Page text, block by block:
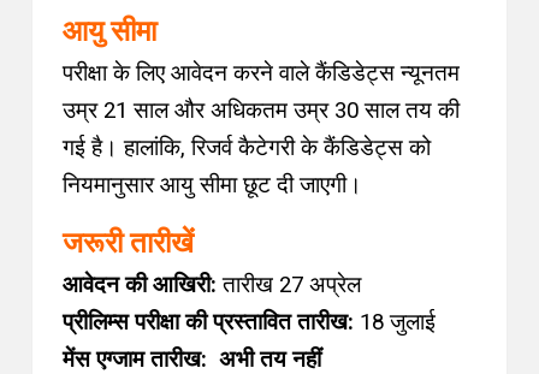
आयु सीमा
परीक्षा के लिए आवेदन करने वाले कैंडिडेट्स न्यूनतम
उम्र 21 साल और अधिकतम उम्र 30 साल तय की
गई है। हालांकि, रिजर्व कैटेगरी के कैंडिडेट्स को
नियमानुसार आयु सीमा छूट दी जाएगी।
जरूरी तारीखें
आवेदन की आखिरी: तारीख 27 अप्रेल
प्रीलिम्स परीक्षा की प्रस्तावित तारीख: 18 जुलाई
मेंस एग्जाम तारीख: अभी तय नहीं